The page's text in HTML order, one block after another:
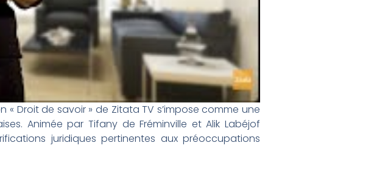
Droit de savoir » de Zitata TV s’impose comme une
Animée par Tifany de Fréminville et Alik Labéjof
juridiques pertinentes aux préoccupations